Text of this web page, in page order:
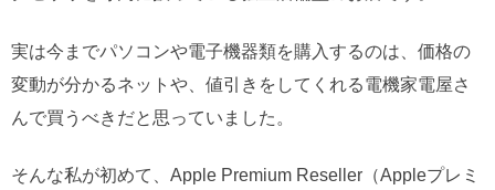
実は今までパソコンや電子機器類を購入するのは、価格の
変動が分かるネットや、値引きをしてくれる電機家電屋さ
んで買うべきだと思っていました。
そんな私が初めて、Apple Premium Reseller（Appleプレミ